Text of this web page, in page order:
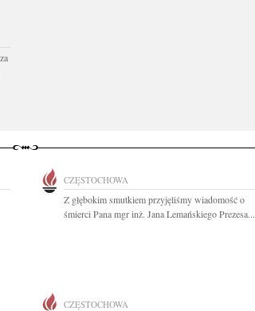
CZĘSTOCHOWA
Z głębokim smutkiem przyjęliśmy wiadomość o
śmierci Pana mgr inż. Jana Lemańskiego Prezesa...
CZĘSTOCHOWA